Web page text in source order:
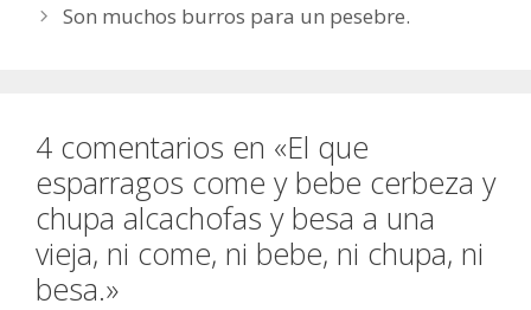
Son muchos burros para un pesebre.
4 comentarios en «El que
esparragos come y bebe cerbeza y
chupa alcachofas y besa a una
vieja, ni come, ni bebe, ni chupa, ni
besa.»